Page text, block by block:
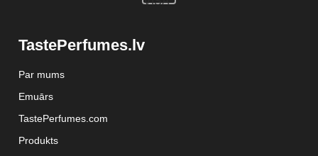
TastePerfumes.lv
Par mums
Emuārs
TastePerfumes.com
Produkts